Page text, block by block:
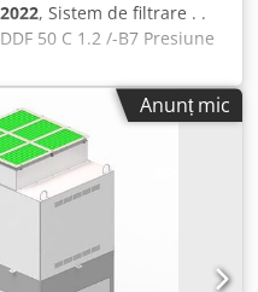
2022, Sistem de filtrare . .
50 C 1.2 /-B7 Presiune
presiune 2x 3,10 L
A-W-A-HUUV Frecvență
rpm Înălțime de
max. 179 m Presiune
max. 90 °C Sens
(CCW) Necesită
de conversie / kit de
presiune pentru utilaje
filtru-pompă 15 bar
Anunț mic